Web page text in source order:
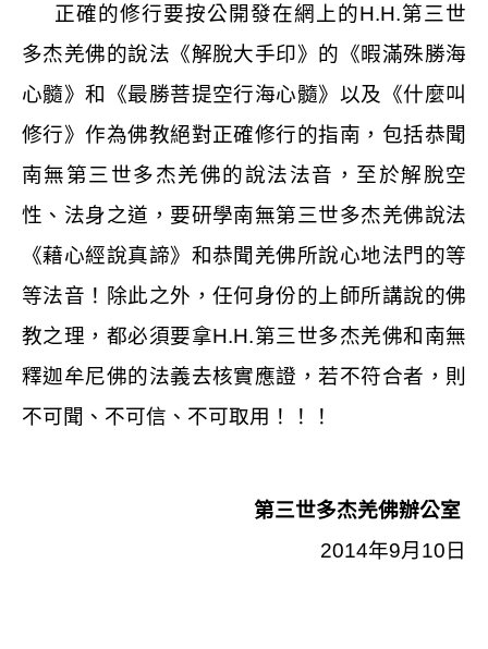
正確的修行要按公開發在網上的H.H.第三世
多杰羌佛的說法《解脫大手印》的《暇滿殊勝海
心髓》和《最勝菩提空行海心髓》以及《什麼叫
修行》作為佛教絕對正確修行的指南，包括恭聞
南無第三世多杰羌佛的說法法音，至於解脫空
性、法身之道，要研學南無第三世多杰羌佛說法
《藉心經說真諦》和恭聞羌佛所說心地法門的等
等法音！除此之外，任何身份的上師所講說的佛
教之理，都必須要拿H.H.第三世多杰羌佛和南無
釋迦牟尼佛的法義去核實應證，若不符合者，則
不可聞、不可信、不可取用！！！
第三世多杰羌佛辦公室
2014年9月 10 日